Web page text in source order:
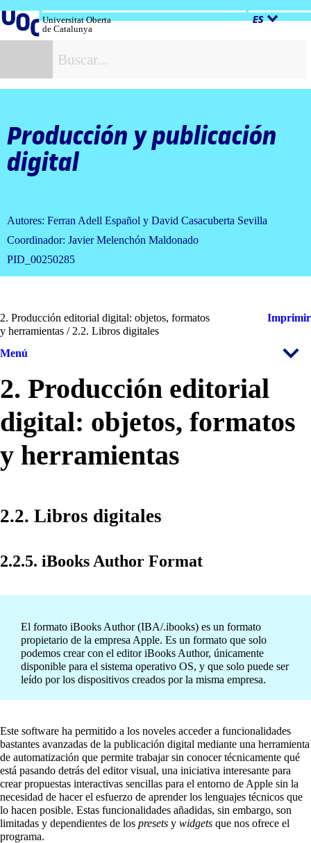
al
contenido
Universitat Oberta
de Catalunya
ES
Producción y publicación
digital
Autores: Ferran Adell Español y David Casacuberta Sevilla
Coordinador: Javier Melenchón Maldonado
PID_00250285
2. Producción editorial digital: objetos, formatos
y herramientas / 2.2. Libros digitales
Imprimir
Menú
2. Producción editorial
digital: objetos, formatos
y herramientas
2.2. Libros digitales
2.2.5. iBooks Author Format
El formato iBooks Author (IBA/.ibooks) es un formato
propietario de la empresa Apple. Es un formato que solo
podemos crear con el editor iBooks Author, únicamente
disponible para el sistema operativo OS, y que solo puede ser
leído por los dispositivos creados por la misma empresa.
Este software ha permitido a los noveles acceder a funcionalidades
bastantes avanzadas de la publicación digital mediante una herramienta
de automatización que permite trabajar sin conocer técnicamente qué
está pasando detrás del editor visual, una iniciativa interesante para
crear propuestas interactivas sencillas para el entorno de Apple sin la
necesidad de hacer el esfuerzo de aprender los lenguajes técnicos que
lo hacen posible. Estas funcionalidades añadidas, sin embargo, son
limitadas y dependientes de los presets y widgets que nos ofrece el
programa.